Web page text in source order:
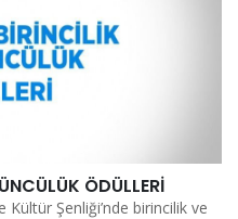
ÖDÜLLERİ
Kültür Şenliği’nde birincilik ve